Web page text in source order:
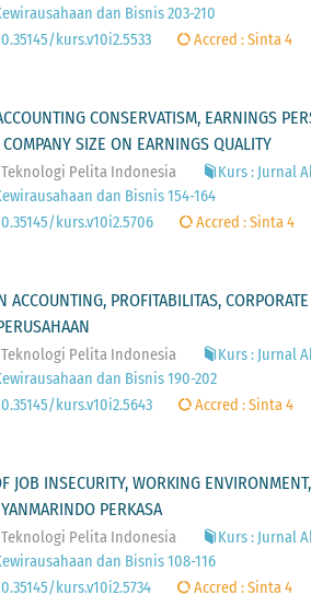
dan Bisnis 203-210
kurs.v10i2.5533 Accred : Sinta 4
CONSERVATISM, EARNINGS
SIZE ON EARNINGS QUALITY
Pelita Indonesia
Kurs : Jurnal
dan Bisnis 154-164
kurs.v10i2.5706 Accred : Sinta 4
ACCOUNTING, PROFITABILITAS,
Pelita Indonesia
Kurs : Jurnal
dan Bisnis 190-202
kurs.v10i2.5643 Accred : Sinta 4
JOB INSECURITY, WORKING
PERKASA
Pelita Indonesia
Kurs : Jurnal
dan Bisnis 108-116
kurs.v10i2.5734 Accred : Sinta 4